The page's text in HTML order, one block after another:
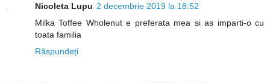
Nicoleta Lupu 2 decembrie 2019 la 18:52
Milka Toffee Wholenut e preferata mea si as imparti-o cu
toata familia
Răspundeți